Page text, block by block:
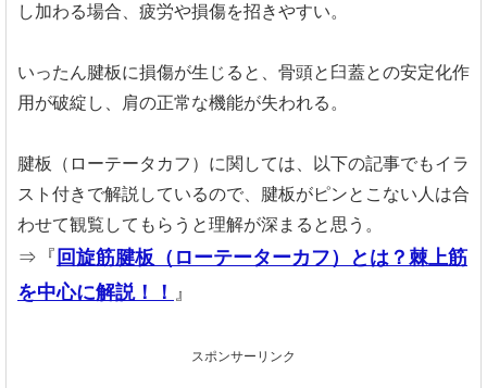
し加わる場合、疲労や損傷を招きやすい。
いったん腱板に損傷が生じると、骨頭と臼蓋との安定化作
用が破綻し、肩の正常な機能が失われる。
腱板（ローテータカフ）に関しては、以下の記事でもイラ
スト付きで解説しているので、腱板がピンとこない人は合
わせて観覧してもらうと理解が深まると思う。
⇒『 回旋筋腱板（ローテーターカフ）とは？棘上筋
を中心に解説！！ 』
スポンサーリンク